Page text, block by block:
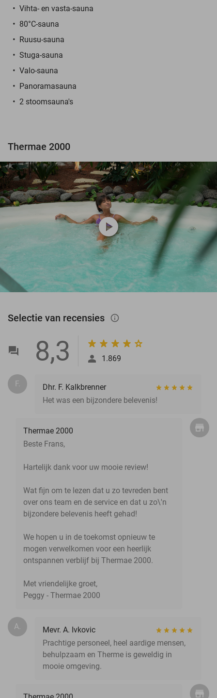
Vihta- en vasta-sauna
80°C-sauna
Ruusu-sauna
Stuga-sauna
Valo-sauna
Panoramasauna
2 stoomsauna's
Thermae 2000
play_circle
Selectie van recensies info_outlined
8,3 1.869
F.
Dhr. F. Kalkbrenner
Het was een bijzondere belevenis!
Thermae 2000
Beste Frans,
Hartelijk dank voor uw mooie review!
Wat fijn om te lezen dat u zo tevreden bent
over ons team en de service en dat u zo\'n
bijzondere belevenis heeft gehad!
We hopen u in de toekomst opnieuw te
mogen verwelkomen voor een heerlijk
ontspannen verblijf bij Thermae 2000.
Met vriendelijke groet,
Peggy - Thermae 2000
A.
Mevr. A. Ivkovic
Prachtige personeel, heel aardige mensen,
behulpzaam en Therme is geweldig in
mooie omgeving.